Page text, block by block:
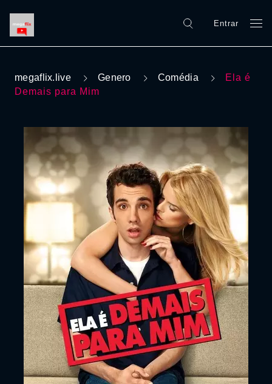
Entrar
megaflix.live Genero Comédia
Ela é
Demais para Mim